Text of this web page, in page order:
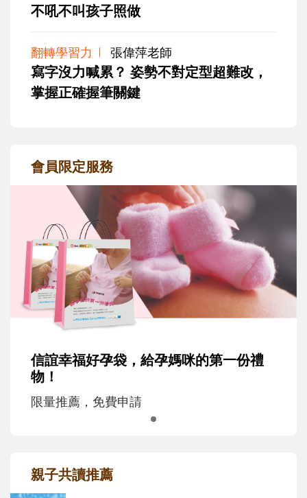
不吼不叫孩子照做
翻轉學習力 張偉萍老師
寫字沒力喊累？ 姿勢不對定型超難改，
掌握正確握筆關鍵
會員限定服務
信誼幸福好孕袋，給孕媽咪的第一份禮
物！
限量推薦，免費申請
親子共讀推薦